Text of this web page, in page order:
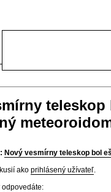
Nový vesmírny teleskop bol
ako prihlásený užívateľ.
odpovedáte: